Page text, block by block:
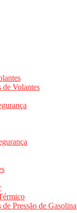
de Volantes
de Pressão de Gasolina